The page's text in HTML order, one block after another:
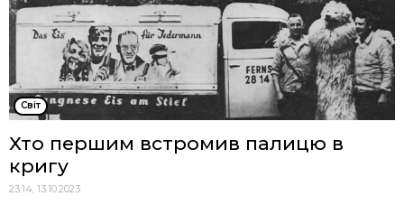
Cвіт
Хто першим встромив палицю в
кригу
23:14, 13.10.2023